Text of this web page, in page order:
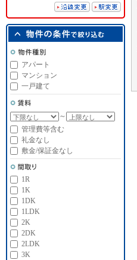
アパート
マンション
一戸建て
～
管理費等含む
礼金なし
敷金/保証金なし
1R
1K
1DK
1LDK
2K
2DK
2LDK
3K